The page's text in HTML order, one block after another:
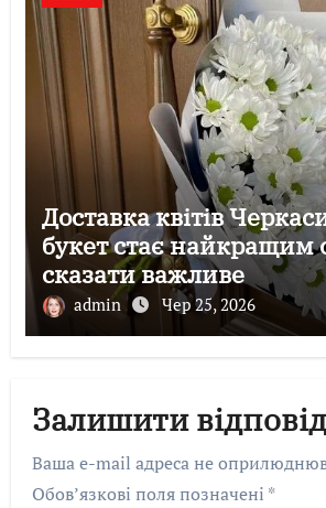
Доставка квітів
букет стає найкращим
сказати важливе
admin Чер 25, 2026
Залишити
Ваша e-mail адреса не
Обов’язкові поля позначені *